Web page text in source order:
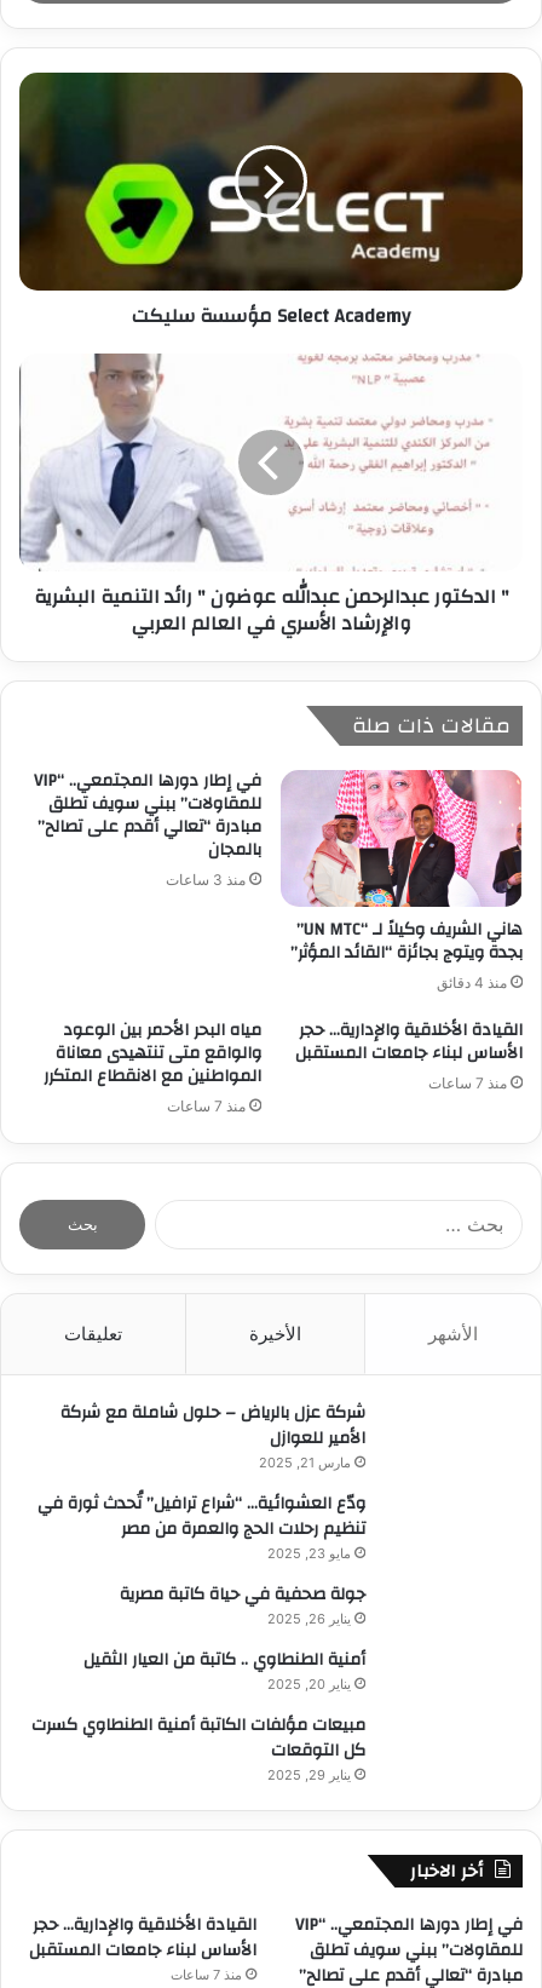
ر
د
إ
ر
Select Academy مؤسسة سليكت
" الدكتور عبدالرحمن عبدالله عوضون " رائد التنمية البشرية
والإرشاد الأسري في العالم العربي
مقالات ذات صلة
هاني الشريف وكيلاً لـ “UN MTC”
بجدة ويتوج بجائزة “القائد المؤثر”
منذ 4 دقائق
في إطار دورها المجتمعي.. “VIP
للمقاولات” ببني سويف تطلق
مبادرة “تعالي أقدم على تصالح”
بالمجان
منذ 3 ساعات
القيادة الأخلاقية والإدارية… حجر
الأساس لبناء جامعات المستقبل
منذ 7 ساعات
مياه البحر الأحمر بين الوعود
والواقع متى تنتهيدى معاناة
المواطنين مع الانقطاع المتكرر
منذ 7 ساعات
الأشهر الأخيرة تعليقات
شركة عزل بالرياض – حلول شاملة مع شركة
الأمير للعوازل
مارس 21, 2025
ودّع العشوائية… “شراع ترافيل” تُحدث ثورة في
تنظيم رحلات الحج والعمرة من مصر
مايو 23, 2025
جولة صحفية في حياة كاتبة مصرية
يناير 26, 2025
أمنية الطنطاوي .. كاتبة من العيار الثقيل
يناير 20, 2025
مبيعات مؤلفات الكاتبة أمنية الطنطاوي كسرت
كل التوقعات
يناير 29, 2025
أخر الاخبار
في إطار دورها المجتمعي.. “VIP
للمقاولات” ببني سويف تطلق
مبادرة “تعالي أقدم على تصالح”
القيادة الأخلاقية والإدارية… حجر
الأساس لبناء جامعات المستقبل
منذ 7 ساعات